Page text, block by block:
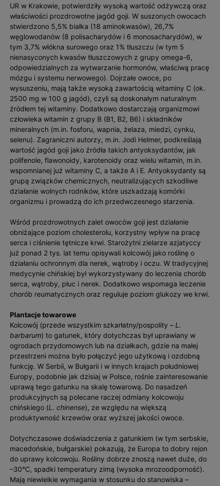
UR w Krakowie, potwierdziły wysoką wartość odżywczą oraz
właściwości prozdrowotne jagód goji. W suszonych owocach
stwierdzono 5,5% białka (18 aminokwasów), 26,7%
węglowodanów (8 polisacharydów i 6 monosacharydów), w
tym 3,7% włókna surowego oraz 1% tłuszczu (w tym 5
nienasyconych kwasów tłuszczowych z grupy omega-6,
odpowiedzialnych za wytwarzanie hormonów, właściwą pracę
mózgu i systemu nerwowego). Dojrzałe owoce, po
wysuszeniu, mają także wysoką zawartością witaminy C (ok.
2500 mg w 100 g jagód), czyli są doskonałym naturalnym
źródłem tej witaminy. Dodatkowo dostarczają organizmowi
człowieka witamin z grupy B (B1, B2, B6) i składników
mineralnych (m.in. fosforu, wapnia, żelaza, miedzi, cynku,
selenu). Zagraniczni autorzy, m.in. Jodi Helmer, podkreślają
wartość jagód goji jako źródła takich antyoksydantów, jak
polifenole, flawonoidy, karotenoidy oraz wielu witamin, m.in.
wspomnianej już witaminy C, a także A i E. Antyoksydanty są
grupą związków chemicznych, neutralizujących szkodliwe
działanie wolnych rodników, które uszkadzają komórki
organizmu i prowadzą do ich przedwczesnego starzenia.
Wśród prozdrowotnych zalet owoców goji jest działanie
obniżające poziom cholesterolu, korzystny wpływ na pracę
serca i ciśnienie tętnicze krwi. Starożytni zielarze azjatyccy
już ponad 2 tys. lat temu opisywali kolcowój jako roślinę o
działaniu ochronnym dla nerek, wątroby i oczu. W tradycyjnej
medycynie chińskiej był wykorzystywany do leczenia chorób
serca, wątroby, płuc i nerek. Dodatkowo wspomaga leczenie
chorób reumatycznych oraz reguluje poziom glukozy we krwi.
Plantacje towarowe
Kolcowój (przede wszystkim szkarłatny/pospolity – L.
barbarum) to gatunek, który dotychczas był uprawiany w
ogrodach przydomowych lub na działkach, gdzie na małej
przestrzeni można było połączyć jego użytkową i ozdobną
funkcję. W Serbii, w Bułgarii i w innych krajach południowej
Europy, podobnie jak dzisiaj w Polsce, rośnie zainteresowanie
uprawą tego gatunku na skalę towarową. Do nasadzeń
produkcyjnych są polecane raczej odmiany kolcowoju
chińskiego (L. chinense), ze względu na większą
produktywność krzewów oraz wyższej jakości owoce.
Dotychczasowe doświadczenia z gatunkiem (w tym serbskie,
macedońskie, bułgarskie) pokazują, że Europa to dobry rejon
do uprawy kolcowoju. Rośliny dobrze znoszą nawet duże, do
–30°C, spadki temperatury zimą (wysoka mrozoodporność).
Mają niewielkie wymagania w stosunku do stanowiska –